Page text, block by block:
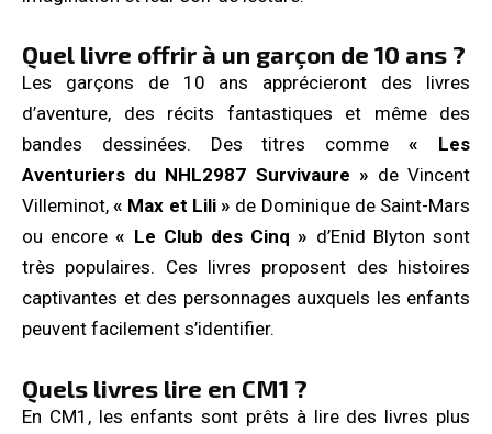
Quel livre offrir à un garçon de 10 ans ?
Les garçons de 10 ans apprécieront des livres
d’aventure, des récits fantastiques et même des
bandes dessinées. Des titres comme« Les
Aventuriers du NHL2987 Survivaure » de Vincent
Villeminot,« Max et Lili » de Dominique de Saint-Mars
ou encore« Le Club des Cinq » d’Enid Blyton sont
très populaires. Ces livres proposent des histoires
captivantes et des personnages auxquels les enfants
peuvent facilement s’identifier.
Quels livres lire en CM1 ?
En CM1, les enfants sont prêts à lire des livres plus